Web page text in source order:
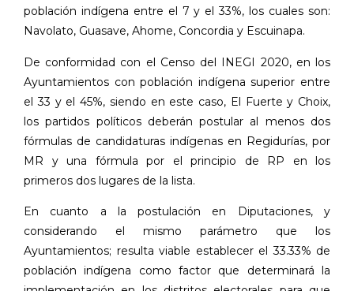
población indígena entre el 7 y el 33%, los cuales son:
Navolato, Guasave, Ahome, Concordia y Escuinapa.
De conformidad con el Censo del INEGI 2020, en los
Ayuntamientos con población indígena superior entre
el 33 y el 45%, siendo en este caso, El Fuerte y Choix,
los partidos políticos deberán postular al menos dos
fórmulas de candidaturas indígenas en Regidurías, por
MR y una fórmula por el principio de RP en los
primeros dos lugares de la lista.
En cuanto a la postulación en Diputaciones, y
considerando el mismo parámetro que los
Ayuntamientos; resulta viable establecer el 33.33% de
población indígena como factor que determinará la